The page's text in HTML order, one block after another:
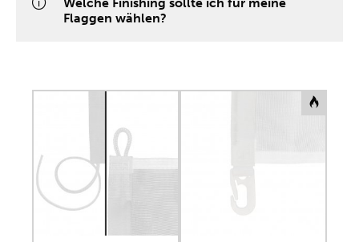
Flaggen wählen?